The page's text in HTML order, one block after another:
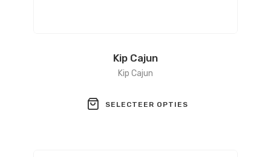
Kip Cajun
Kip Cajun
SELECTEER OPTIES